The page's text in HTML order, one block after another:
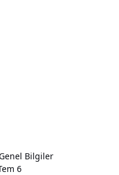
Bilgiler
6